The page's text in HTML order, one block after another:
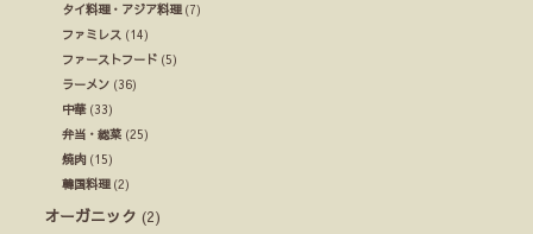
タイ料理・アジア料理(7)
ファミレス (14)
ファーストフード (5)
ラーメン (36)
中華(33)
弁当・総菜 (25)
焼肉 (15)
韓国料理(2)
オーガニック (2)